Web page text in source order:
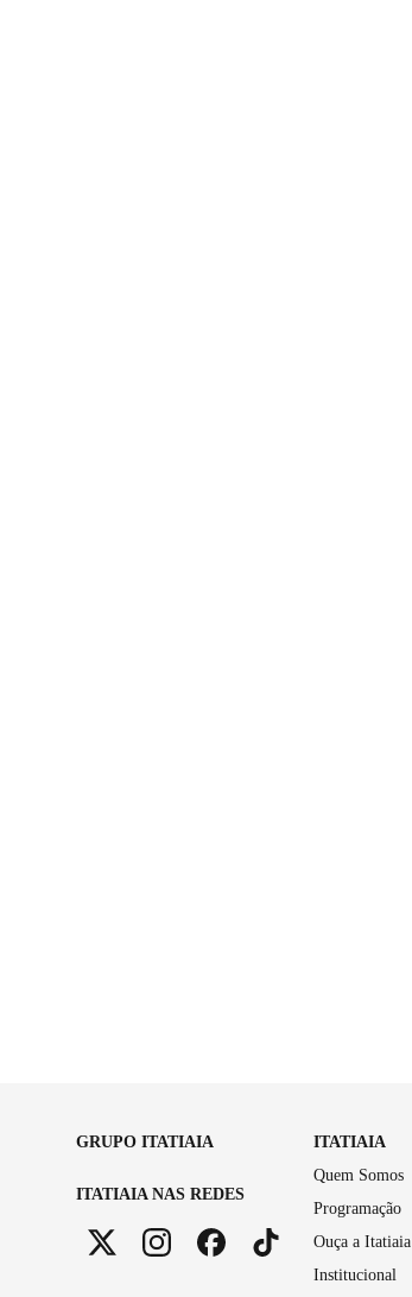
GRUPO ITATIAIA
ITATIAIA NAS REDES
ITATIAIA
Quem Somos
Programação
Ouça a Itatiaia
Institucional